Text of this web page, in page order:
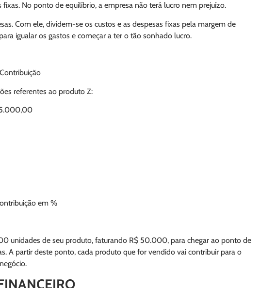
fixas. No ponto de equilíbrio, a empresa não terá lucro nem prejuízo.
Com ele, dividem-se os custos e as despesas fixas pela margem de
igualar os gastos e começar a ter o tão sonhado lucro.
referentes ao produto Z:
em %
unidades de seu produto, faturando R$ 50.000, para chegar ao ponto de
A partir deste ponto, cada produto que for vendido vai contribuir para o